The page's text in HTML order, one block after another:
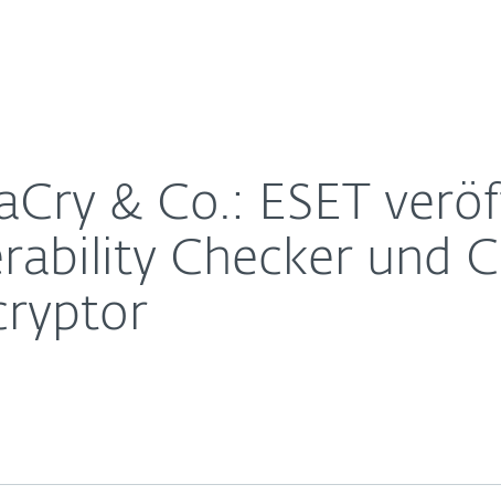
& Co.: ESET
Checker und